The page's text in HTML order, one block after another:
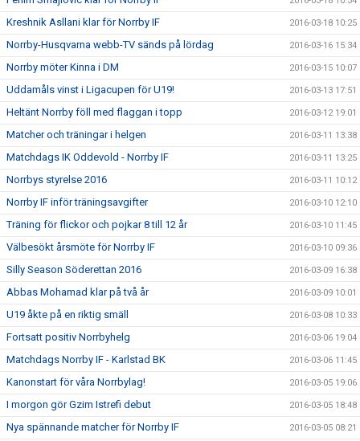
Kreshnik Asllani klar för Norrby IF 2016-03-18 10:25
Norrby-Husqvarna webb-TV sänds på lördag 2016-03-16 15:34
Norrby möter Kinna i DM 2016-03-15 10:07
Uddamåls vinst i Ligacupen för U19! 2016-03-13 17:51
Heltänt Norrby föll med flaggan i topp 2016-03-12 19:01
Matcher och träningar i helgen 2016-03-11 13:38
Matchdags IK Oddevold - Norrby IF 2016-03-11 13:25
Norrbys styrelse 2016 2016-03-11 10:12
Norrby IF inför träningsavgifter 2016-03-10 12:10
Träning för flickor och pojkar 8 till 12 år 2016-03-10 11:45
Välbesökt årsmöte för Norrby IF 2016-03-10 09:36
Silly Season Söderettan 2016 2016-03-09 16:38
Abbas Mohamad klar på två år 2016-03-09 10:01
U19 åkte på en riktig smäll 2016-03-08 10:33
Fortsatt positiv Norrbyhelg 2016-03-06 19:04
Matchdags Norrby IF - Karlstad BK 2016-03-06 11:45
Kanonstart för våra Norrbylag! 2016-03-05 19:06
I morgon gör Gzim Istrefi debut 2016-03-05 18:48
Nya spännande matcher för Norrby IF 2016-03-05 08:21